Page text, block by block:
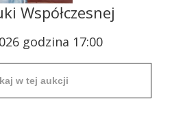
Współczesnej
godzina 17:00